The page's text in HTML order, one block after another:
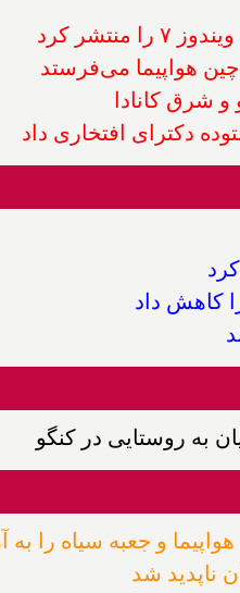
کرد
هواپیما می‌فرستد
شرق کانادا
دکترای افتخاری داد
کاهش داد
روستایی در کنگو
و جعبه سیاه را به
ناپدید شد